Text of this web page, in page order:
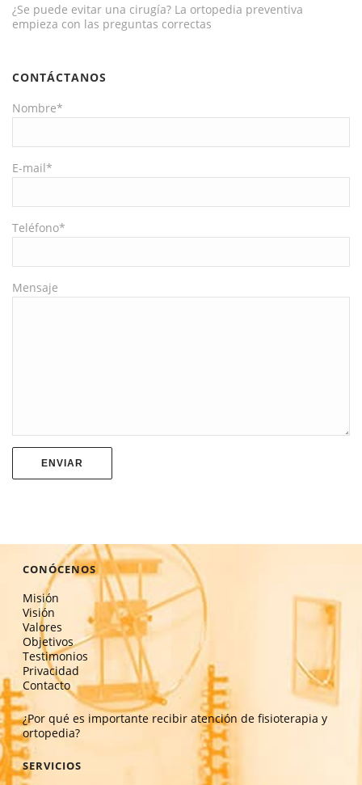
¿Se puede evitar una cirugía? La ortopedia preventiva
empieza con las preguntas correctas
CONTÁCTANOS
Nombre*
E-mail*
Teléfono*
Mensaje
CONÓCENOS
Misión
Visión
Valores
Objetivos
Testimonios
Privacidad
Contacto
¿Por qué es importante recibir atención de fisioterapia y
ortopedia?
SERVICIOS